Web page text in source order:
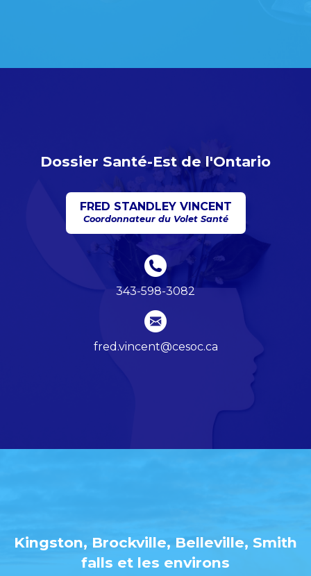
Dossier Santé-Est de l'Ontario
FRED STANDLEY VINCENT
Coordonnateur du Volet Santé
343-598-3082
fred.vincent@cesoc.ca
Kingston, Brockville, Belleville, Smith
falls et les environs